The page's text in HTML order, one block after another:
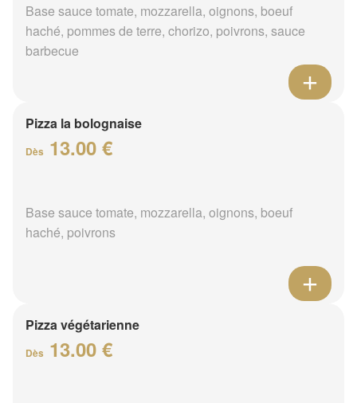
Base sauce tomate, mozzarella, oignons, boeuf
haché, pommes de terre, chorizo, poivrons, sauce
barbecue
Pizza la bolognaise
Dès 13.00 €
Base sauce tomate, mozzarella, oignons, boeuf
haché, poivrons
Pizza végétarienne
Dès 13.00 €